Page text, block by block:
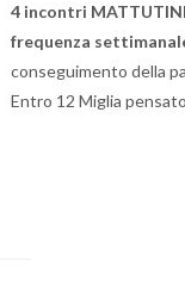
4 incontri
frequenza
conseguimento della
Entro 12 Miglia